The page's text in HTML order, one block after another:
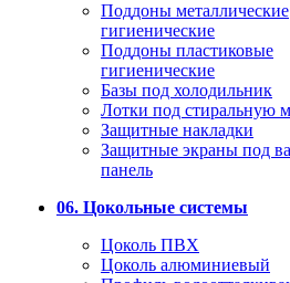
Поддоны металлические
гигиенические
Поддоны пластиковые
гигиенические
Базы под холодильник
Лотки под стиральную
Защитные накладки
Защитные экраны под
панель
06. Цокольные системы
Цоколь ПВХ
Цоколь алюминиевый